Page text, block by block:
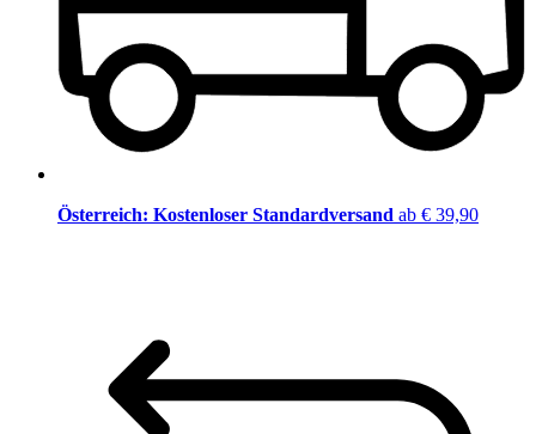
Österreich: Kostenloser Standardversand ab € 39,90